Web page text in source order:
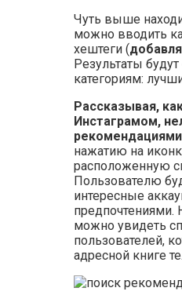
Чуть выше
можно вводить
хештеги (
Результаты
категориям:
Рассказывая,
Инстаграмом,
нажатию на
расположенную
Пользователю
интересные
предпочтениями.
можно увидеть
пользователей,
адресной книге